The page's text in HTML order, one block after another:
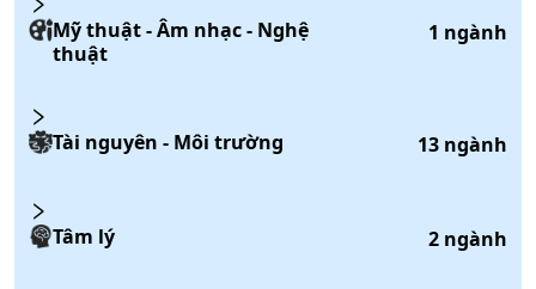
Mỹ thuật - Âm nhạc - Nghệ
thuật
1 ngành
Tài nguyên - Môi trường 13 ngành
Tâm lý 2 ngành